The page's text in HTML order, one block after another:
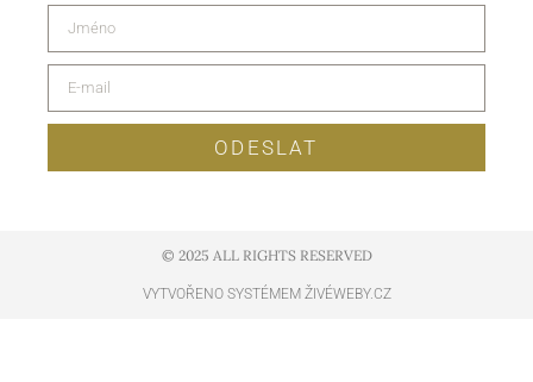
ODESLAT
© 2025 ALL RIGHTS RESERVED​
VYTVOŘENO SYSTÉMEM ŽIVÉWEBY.CZ